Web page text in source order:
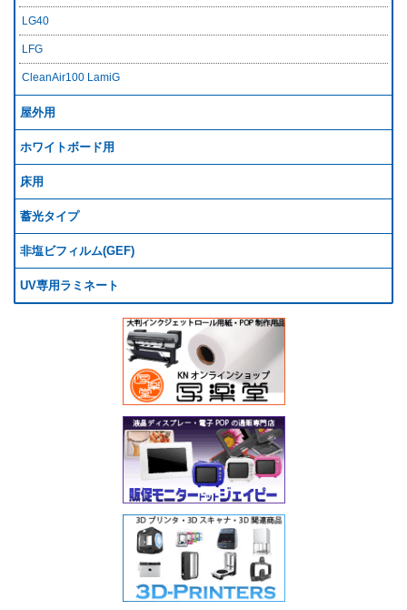
LG40
LFG
CleanAir100 LamiG
屋外用
ホワイトボード用
床用
蓄光タイプ
非塩ビフィルム(GEF)
UV専用ラミネート